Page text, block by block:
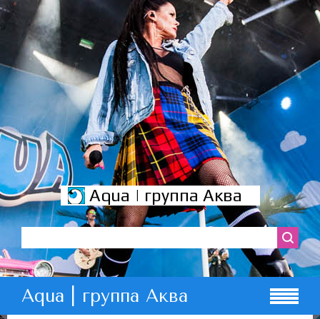
Aqua | группа Аква
Aqua | группа Аква